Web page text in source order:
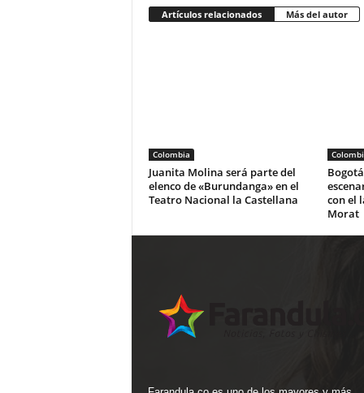
Artículos relacionados Más del autor
Colombia
Juanita Molina será parte del
elenco de «Burundanga» en el
Teatro Nacional la Castellana
con el
Morat